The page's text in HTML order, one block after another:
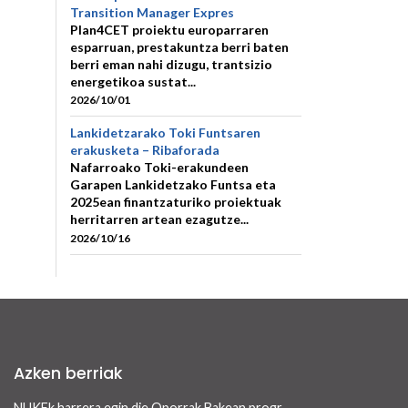
Transition Manager Expres
Plan4CET proiektu europarraren
esparruan, prestakuntza berri baten
berri eman nahi dizugu, trantsizio
energetikoa sustat...
2026/10/01
Lankidetzarako Toki Funtsaren
erakusketa – Ribaforada
Nafarroako Toki-erakundeen
Garapen Lankidetzako Funtsa eta
2025ean finantzaturiko proiektuak
herritarren artean ezagutze...
2026/10/16
Azken berriak